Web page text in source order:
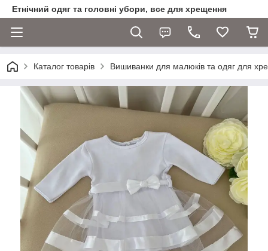
Етнічний одяг та головні убори, все для хрещення
Каталог товарів Вишиванки для малюків та одяг для